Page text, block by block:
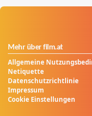
Mehr über film.at
Allgemeine
Netiquette
Datenschutzrichtlinie
Impressum
Cookie Einstellungen